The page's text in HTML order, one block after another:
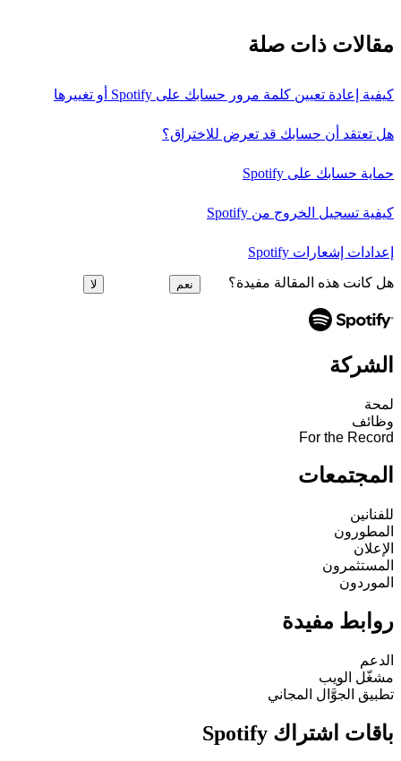
مقالات ذات صلة
كيفية إعادة تعيين كلمة مرور حسابك على Spotify أو تغييرها
هل تعتقد أن حسابك قد تعرض للاختراق؟
حماية حسابك على Spotify
كيفية تسجيل الخروج من Spotify
إعدادات إشعارات Spotify
هل كانت هذه المقالة مفيدة؟ نعم لا
الشركة
لمحة
وظائف
For the Record
المجتمعات
للفنانين
المطورون
الإعلان
المستثمرون
الموردون
روابط مفيدة
الدعم
مشغّل الويب
تطبيق الجوَّال المجاني
باقات اشتراك Spotify